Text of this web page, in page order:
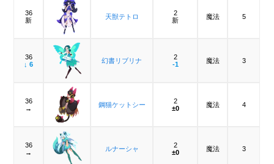
36
新
天獣テトロ
2
新
魔法 5
36
↓ 6
幻書リブリナ
2
-1
魔法 3
36
→
鋼猫ケットシー
2
±0
魔法 4
36
→
ルナーシャ
2
±0
魔法 3